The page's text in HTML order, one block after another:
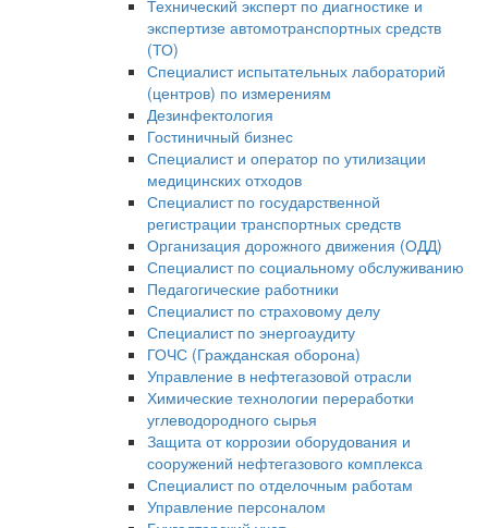
Технический эксперт по диагностике и
экспертизе автомотранспортных средств
(ТО)
Специалист испытательных лабораторий
(центров) по измерениям
Дезинфектология
Гостиничный бизнес
Специалист и оператор по утилизации
медицинских отходов
Специалист по государственной
регистрации транспортных средств
Организация дорожного движения (ОДД)
Специалист по социальному обслуживанию
Педагогические работники
Специалист по страховому делу
Специалист по энергоаудиту
ГОЧС (Гражданская оборона)
Управление в нефтегазовой отрасли
Химические технологии переработки
углеводородного сырья
Защита от коррозии оборудования и
сооружений нефтегазового комплекса
Специалист по отделочным работам
Управление персоналом